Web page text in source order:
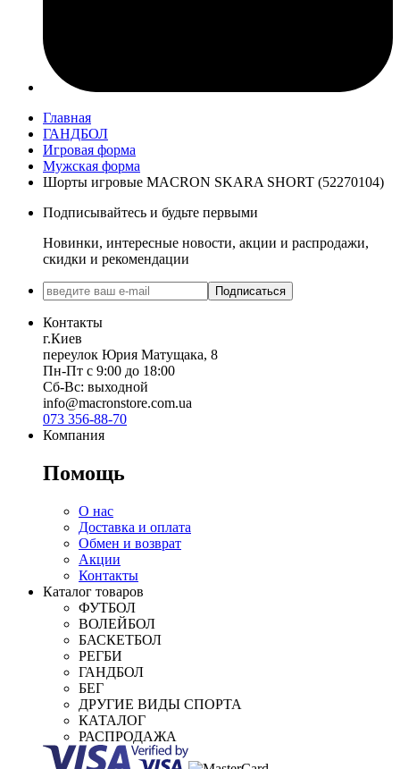
Главная
ГАНДБОЛ
Игровая форма
Мужская форма
Шорты игровые MACRON SKARA SHORT (52270104)
Подписывайтесь и будьте первыми
Новинки, интересные новости, акции и распродажи,
скидки и рекомендации
Подписаться
Контакты
г.Киев
переулок Юрия Матущака, 8
Пн-Пт с 9:00 до 18:00
Сб-Вс: выходной
info@macronstore.com.ua
073 356-88-70
Компания
Помощь
О нас
Доставка и оплата
Обмен и возврат
Акции
Контакты
Каталог товаров
ФУТБОЛ
ВОЛЕЙБОЛ
БАСКЕТБОЛ
РЕГБИ
ГАНДБОЛ
БЕГ
ДРУГИЕ ВИДЫ СПОРТА
КАТАЛОГ
РАСПРОДАЖА